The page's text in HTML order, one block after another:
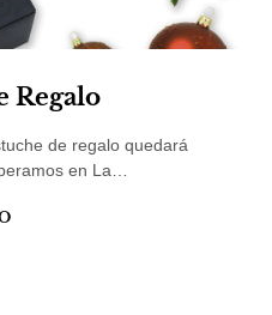
Regalo
de regalo quedará
en La…